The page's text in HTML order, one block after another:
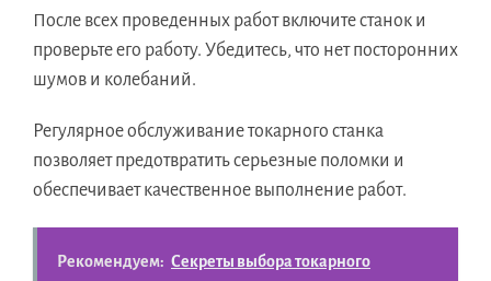
После всех проведенных работ включите станок и
проверьте его работу. Убедитесь, что нет посторонних
шумов и колебаний.
Регулярное обслуживание токарного станка
позволяет предотвратить серьезные поломки и
обеспечивает качественное выполнение работ.
Рекомендуем: Секреты выбора токарного